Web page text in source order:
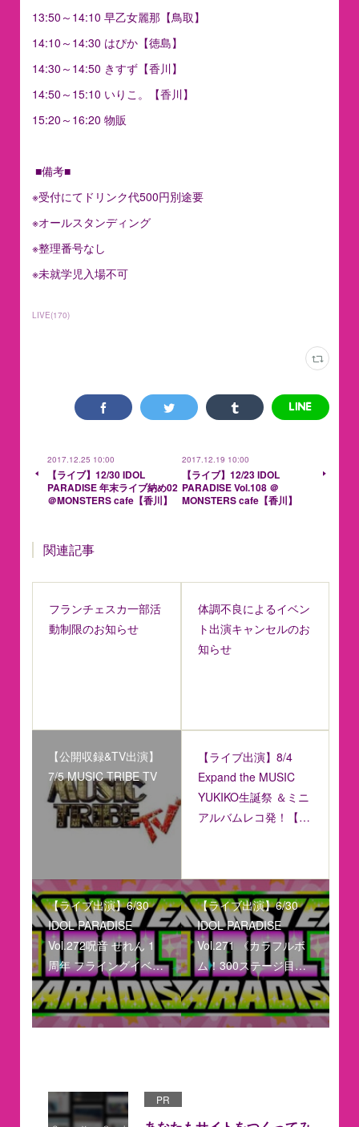
13:50～14:10 早乙女麗那【鳥取】
14:10～14:30 はぴか【徳島】
14:30～14:50 きすず【香川】
14:50～15:10 いりこ。【香川】
15:20～16:20 物販
■備考■
※受付にてドリンク代500円別途要
※オールスタンディング
※整理番号なし
※未就学児入場不可
LIVE(170)
2017.12.25 10:00
【ライブ】12/30 IDOL
PARADISE 年末ライブ納め02
＠MONSTERS cafe【香川】
2017.12.19 10:00
【ライブ】12/23 IDOL
PARADISE Vol.108 ＠
MONSTERS cafe【香川】
関連記事
フランチェスカ一部活
動制限のお知らせ
体調不良によるイベン
ト出演キャンセルのお
知らせ
【公開収録&TV出演】
7/5 MUSIC TRIBE TV
【ライブ出演】8/4
Expand the MUSIC
YUKIKO生誕祭 ＆ミニ
アルバムレコ発！【…
【ライブ出演】6/30
IDOL PARADISE
Vol.272呪音 せれん 1
周年 フライングイベ…
【ライブ出演】6/30
IDOL PARADISE
Vol.271 《カラフルボ
ム！300ステージ目…
PR